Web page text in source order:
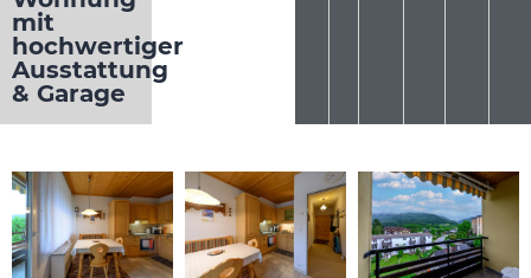
mit
hochwertiger
Ausstattung
& Garage